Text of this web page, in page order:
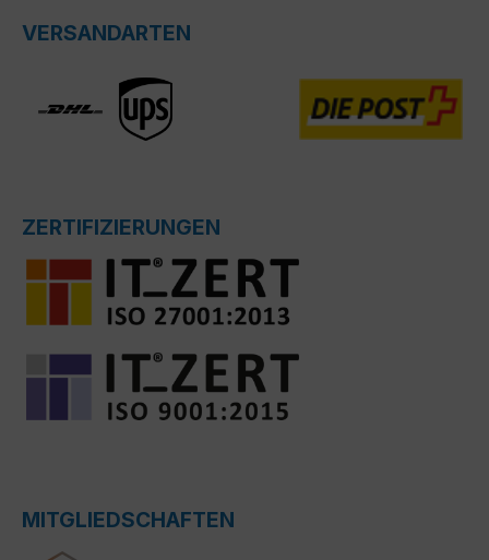
VERSANDARTEN
ZERTIFIZIERUNGEN
MITGLIEDSCHAFTEN